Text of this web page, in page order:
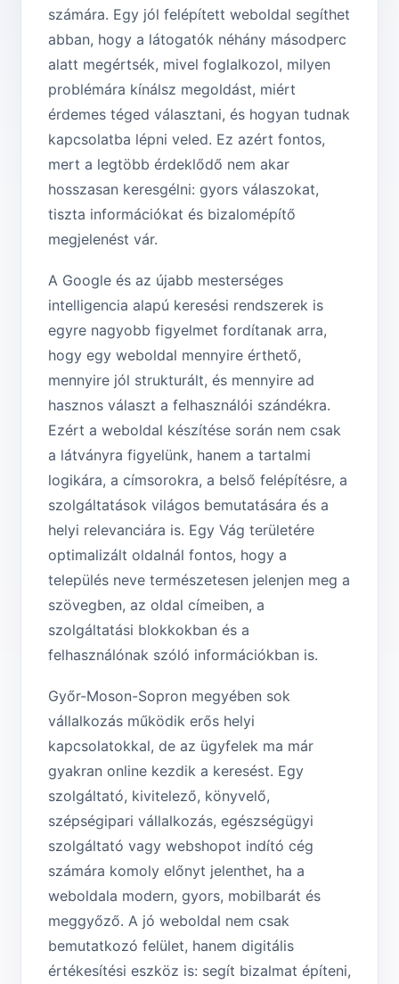
számára. Egy jól felépített weboldal segíthet
abban, hogy a látogatók néhány másodperc
alatt megértsék, mivel foglalkozol, milyen
problémára kínálsz megoldást, miért
érdemes téged választani, és hogyan tudnak
kapcsolatba lépni veled. Ez azért fontos,
mert a legtöbb érdeklődő nem akar
hosszasan keresgélni: gyors válaszokat,
tiszta információkat és bizalomépítő
megjelenést vár.
A Google és az újabb mesterséges
intelligencia alapú keresési rendszerek is
egyre nagyobb figyelmet fordítanak arra,
hogy egy weboldal mennyire érthető,
mennyire jól strukturált, és mennyire ad
hasznos választ a felhasználói szándékra.
Ezért a weboldal készítése során nem csak
a látványra figyelünk, hanem a tartalmi
logikára, a címsorokra, a belső felépítésre, a
szolgáltatások világos bemutatására és a
helyi relevanciára is. Egy Vág területére
optimalizált oldalnál fontos, hogy a
település neve természetesen jelenjen meg a
szövegben, az oldal címeiben, a
szolgáltatási blokkokban és a
felhasználónak szóló információkban is.
Győr-Moson-Sopron megyében sok
vállalkozás működik erős helyi
kapcsolatokkal, de az ügyfelek ma már
gyakran online kezdik a keresést. Egy
szolgáltató, kivitelező, könyvelő,
szépségipari vállalkozás, egészségügyi
szolgáltató vagy webshopot indító cég
számára komoly előnyt jelenthet, ha a
weboldala modern, gyors, mobilbarát és
meggyőző. A jó weboldal nem csak
bemutatkozó felület, hanem digitális
értékesítési eszköz is: segít bizalmat építeni,